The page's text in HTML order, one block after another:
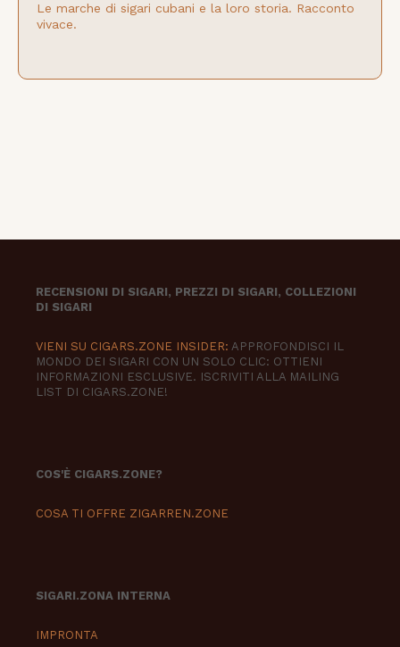
Le marche di sigari cubani e la loro storia. Racconto
vivace.
RECENSIONI DI SIGARI, PREZZI DI SIGARI, COLLEZIONI
DI SIGARI
VIENI SU CIGARS.ZONE INSIDER: APPROFONDISCI IL
MONDO DEI SIGARI CON UN SOLO CLIC: OTTIENI
INFORMAZIONI ESCLUSIVE. ISCRIVITI ALLA MAILING
LIST DI CIGARS.ZONE!
COS'È CIGARS.ZONE?
COSA TI OFFRE ZIGARREN.ZONE
SIGARI.ZONA INTERNA
IMPRONTA